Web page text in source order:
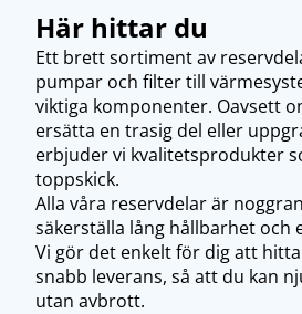
Här hittar du
Ett brett sortiment av
pumpar och filter till
viktiga komponenter. Oavsett
ersätta en trasig del eller
erbjuder vi kvalitetsprodukter
toppskick.
Alla våra reservdelar är
säkerställa lång hållbarhet och
Vi gör det enkelt för dig att
snabb leverans, så att du kan
utan avbrott.